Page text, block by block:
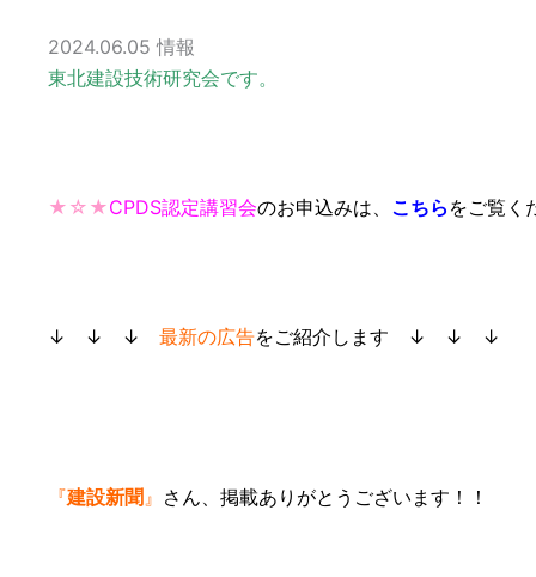
2024.06.05 情報
東北建設技術研究会です。
★☆★CPDS認定講習会のお申込みは、 こちら をご覧く
↓ ↓ ↓ 最新の広告をご紹介します ↓ ↓ ↓
『建設新聞 』 さん、 掲載ありがとうございます！！